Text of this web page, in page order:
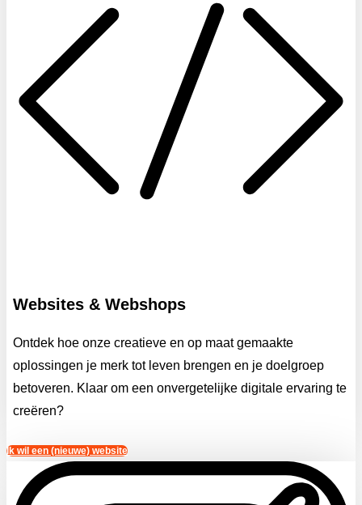
Websites & Webshops
Ontdek hoe onze creatieve en op maat gemaakte
oplossingen je merk tot leven brengen en je doelgroep
betoveren. Klaar om een onvergetelijke digitale ervaring te
creëren?
Ik wil een (nieuwe) website